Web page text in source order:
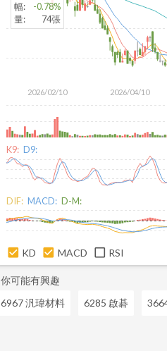
2026/02/10 2026/04/10
幅:
-0.78%
量: 74張
K9: D9:
DIF: MACD: D-M:
KD MACD RSI
你可能有興趣
6967 汎瑋材料
6285 啟碁